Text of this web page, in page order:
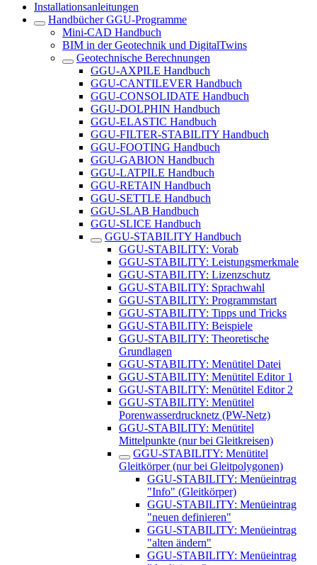
Installationsanleitungen
Handbücher GGU-Programme
Mini-CAD Handbuch
BIM in der Geotechnik und DigitalTwins
Geotechnische Berechnungen
GGU-AXPILE Handbuch
GGU-CANTILEVER Handbuch
GGU-CONSOLIDATE Handbuch
GGU-DOLPHIN Handbuch
GGU-ELASTIC Handbuch
GGU-FILTER-STABILITY Handbuch
GGU-FOOTING Handbuch
GGU-GABION Handbuch
GGU-LATPILE Handbuch
GGU-RETAIN Handbuch
GGU-SETTLE Handbuch
GGU-SLAB Handbuch
GGU-SLICE Handbuch
GGU-STABILITY Handbuch
GGU-STABILITY: Vorab
GGU-STABILITY: Leistungsmerkmale
GGU-STABILITY: Lizenzschutz
GGU-STABILITY: Sprachwahl
GGU-STABILITY: Programmstart
GGU-STABILITY: Tipps und Tricks
GGU-STABILITY: Beispiele
GGU-STABILITY: Theoretische
Grundlagen
GGU-STABILITY: Menütitel Datei
GGU-STABILITY: Menütitel Editor 1
GGU-STABILITY: Menütitel Editor 2
GGU-STABILITY: Menütitel
Porenwasserdrucknetz (PW-Netz)
GGU-STABILITY: Menütitel
Mittelpunkte (nur bei Gleitkreisen)
GGU-STABILITY: Menütitel
Gleitkörper (nur bei Gleitpolygonen)
GGU-STABILITY: Menüeintrag
"Info" (Gleitkörper)
GGU-STABILITY: Menüeintrag
"neuen definieren"
GGU-STABILITY: Menüeintrag
"alten ändern"
GGU-STABILITY: Menüeintrag